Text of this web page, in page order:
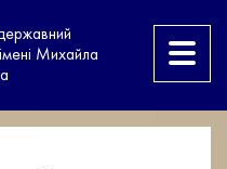
Михайла